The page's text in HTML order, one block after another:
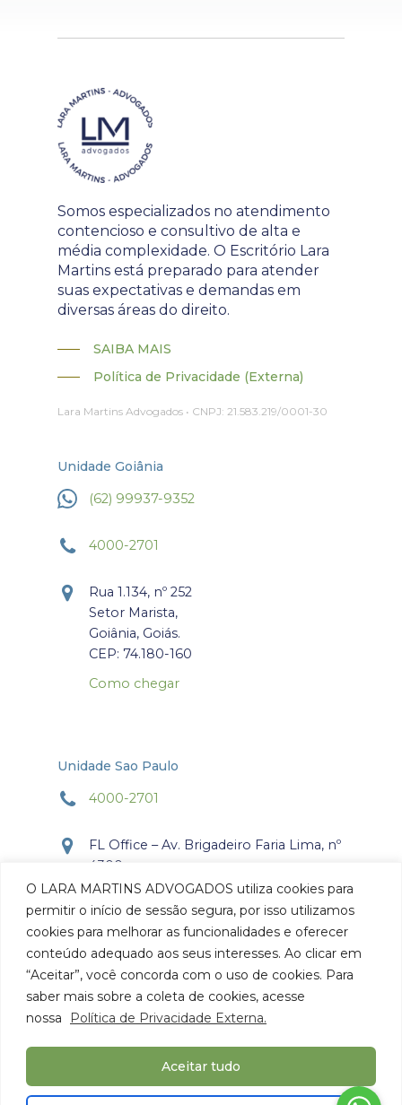
O LARA MARTINS ADVOGADOS utiliza cookies para
permitir o início de sessão segura, por isso utilizamos
cookies para melhorar as funcionalidades e oferecer
conteúdo adequado aos seus interesses. Ao clicar em
“Aceitar”, você concorda com o uso de cookies. Para
saber mais sobre a coleta de cookies, acesse
nossa
Política de Privacidade Externa.
Aceitar tudo
Somos especializados no atendimento
contencioso e consultivo de alta e
média complexidade. O Escritório Lara
Martins está preparado para atender
suas expectativas e demandas em
diversas áreas do direito.
SAIBA MAIS
Política de Privacidade (Externa)
Lara Martins Advogados • CNPJ: 21.583.219/0001-30
Unidade Goiânia
(62) 99937-9352
4000-2701
Rua 1.134, nº 252
Setor Marista,
Goiânia, Goiás.
CEP: 74.180-160
Como chegar
Unidade Sao Paulo
4000-2701
FL Office – Av. Brigadeiro Faria Lima, nº
4300
Torre Office – Sala 804
Itaim Bibi, São Paulo, SP.
CEP: 04.538-132
Como chegar